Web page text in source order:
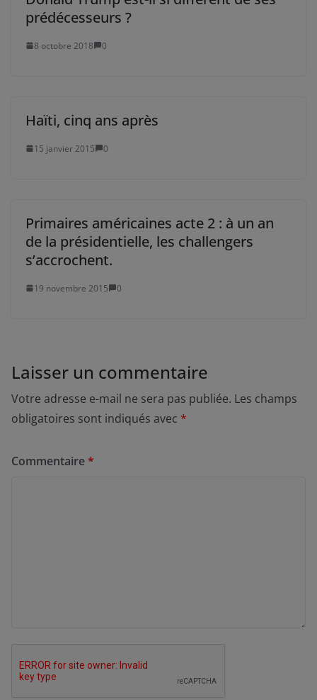
prédécesseurs ?
8 octobre 2018 0
Haïti, cinq ans après
15 janvier 2015 0
Primaires américaines acte 2 : à un an
de la présidentielle, les challengers
s’accrochent.
19 novembre 2015 0
Laisser un commentaire
Votre adresse e-mail ne sera pas publiée. Les champs
obligatoires sont indiqués avec *
Commentaire*